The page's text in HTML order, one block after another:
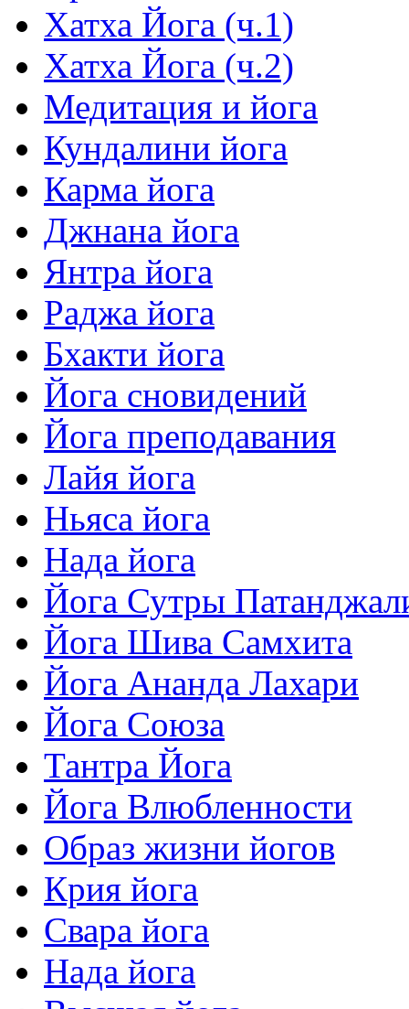
Хатха Йога (ч.1)
Хатха Йога (ч.2)
Медитация и йога
Кундалини йога
Карма йога
Джнана йога
Янтра йога
Раджа йога
Бхакти йога
Йога сновидений
Йога преподавания
Лайя йога
Ньяса йога
Нада йога
Йога Сутры
Йога Шива Самхита
Йога Ананда Лахари
Йога Союза
Тантра Йога
Йога Влюбленности
Образ жизни йогов
Крия йога
Свара йога
Нада йога